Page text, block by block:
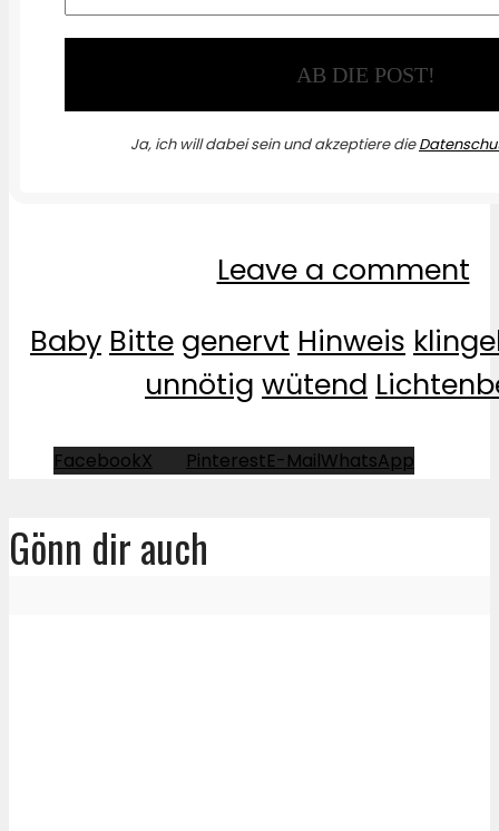
Ja, ich will dabei sein und akzeptiere die
Leave a comment
Baby Bitte genervt Hinweis
unnötig wütend
FacebookX PinterestE-MailWhatsApp
Gönn dir auch